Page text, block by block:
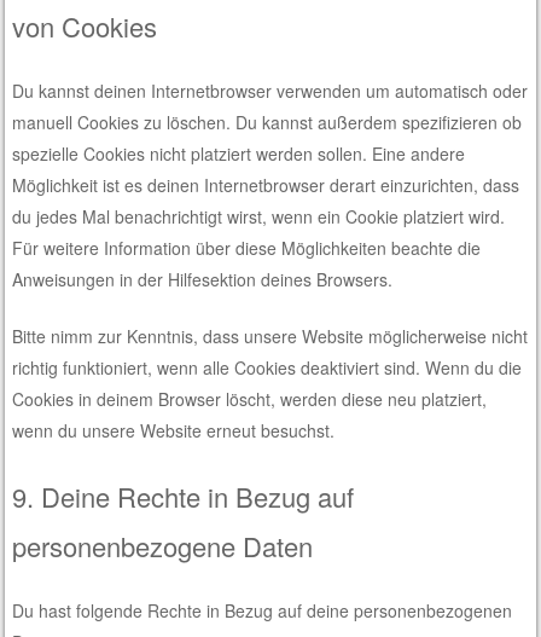
von Cookies
Du kannst deinen Internetbrowser verwenden um automatisch oder
manuell Cookies zu löschen. Du kannst außerdem spezifizieren ob
spezielle Cookies nicht platziert werden sollen. Eine andere
Möglichkeit ist es deinen Internetbrowser derart einzurichten, dass
du jedes Mal benachrichtigt wirst, wenn ein Cookie platziert wird.
Für weitere Information über diese Möglichkeiten beachte die
Anweisungen in der Hilfesektion deines Browsers.
Bitte nimm zur Kenntnis, dass unsere Website möglicherweise nicht
richtig funktioniert, wenn alle Cookies deaktiviert sind. Wenn du die
Cookies in deinem Browser löscht, werden diese neu platziert,
wenn du unsere Website erneut besuchst.
9. Deine Rechte in Bezug auf
personenbezogene Daten
Du hast folgende Rechte in Bezug auf deine personenbezogenen